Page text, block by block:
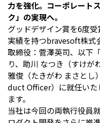
力を強化。コーポレート
ク」の実現へ。
グッドデザイン賞を6度
実績を持つbravesoft株式
取締役：菅澤英司、以下
り、助川 なつき（すけが
雅俊（たきがわ まさとし
duct Officer）に就任いた
ます。
当社は今回の両執行役員